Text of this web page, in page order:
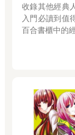
收錄其他經典
入門必讀到值
百合書櫃中的